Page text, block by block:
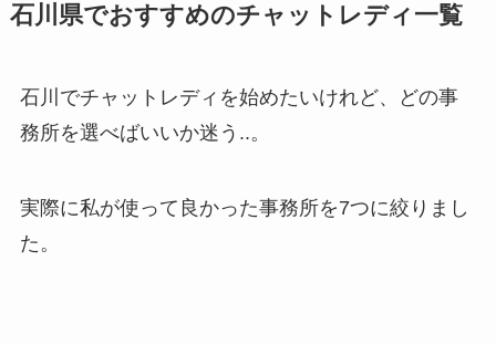
石川県でおすすめのチャットレディ一覧
石川でチャットレディを始めたいけれど、どの事
務所を選べばいいか迷う..。
実際に私が使って良かった事務所を7つに絞りまし
た。